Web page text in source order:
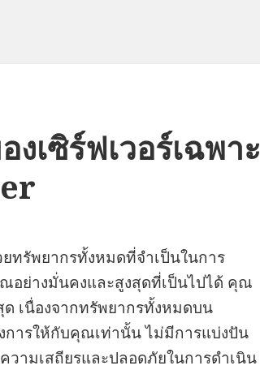
เซิร์ฟเวอร์เฉพาะ
ทรัพยากรทั้งหมดที่จำเป็นในการ
อย่างมั่นคงและสูงสุดที่เป็นไปได้ คุณ
เนื่องจากทรัพยากรทั้งหมดบน
การให้กับคุณเท่านั้น ไม่มีการแบ่งปัน
ามเสถียรและปลอดภัยในการดำเนิน